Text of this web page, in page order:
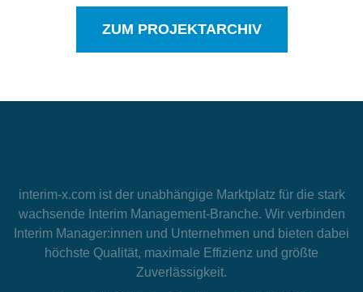
ZUM PROJEKTARCHIV
interim-x.comist der unabhängige Marktplatz für die stark
wachsende Interim Management-Branche. Wir verbinden
Interim Manager:innen und Unternehmen und bieten dabei
höchste Qualität, maximale Effizienz und größte
Zuverlässigkeit.